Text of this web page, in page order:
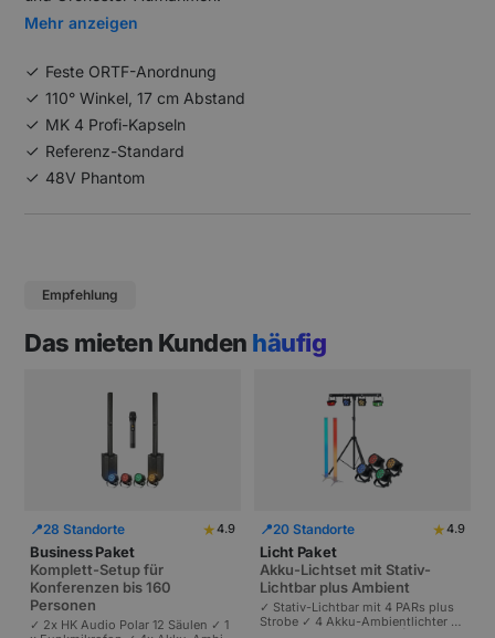
Mehr anzeigen
Feste ORTF-Anordnung
110° Winkel, 17 cm Abstand
MK 4 Profi-Kapseln
Referenz-Standard
48V Phantom
Empfehlung
Das mieten Kunden häufig
📍28 Standorte ★4.9
Business Paket
Komplett-Setup für
Konferenzen bis 160
Personen
✓ 2x HK Audio Polar 12 Säulen ✓ 1
📍20 Standorte ★4.9
Licht Paket
Akku-Lichtset mit Stativ-
Lichtbar plus Ambient
✓ Stativ-Lichtbar mit 4 PARs plus
Strobe ✓ 4 Akku-Ambientlichter ✓